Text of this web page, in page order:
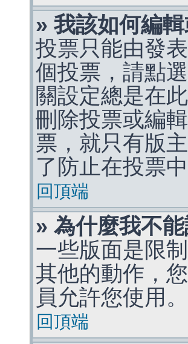
» 我該如何編
投票只能由發
個投票，請點
關設定總是在
刪除投票或編
票，就只有版
了防止在投票
回頂端
» 為什麼我不
一些版面是限
其他的動作，
員允許您使用。
回頂端